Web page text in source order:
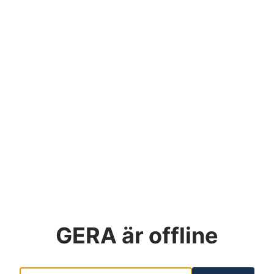
GERA är offline